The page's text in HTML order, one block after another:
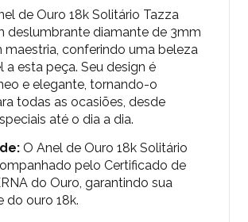
de Ouro 18k Solitário Tazza
deslumbrante diamante de 3mm
conferindo uma beleza
a esta peça. Seu design é
e elegante, tornando-o
todas as ocasiões, desde
até o dia a dia.
O Anel de Ouro 18k Solitário
pelo Certificado de
do Ouro, garantindo sua
do ouro 18k.